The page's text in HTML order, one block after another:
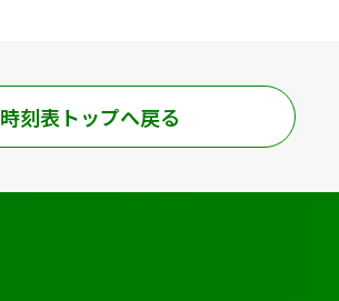
時刻表トップへ戻る